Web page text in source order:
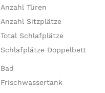
Anzahl Türen
Anzahl Sitzplätze
Total Schlafplätze
Schlafplätze Doppelbett
Bad
Frischwassertank